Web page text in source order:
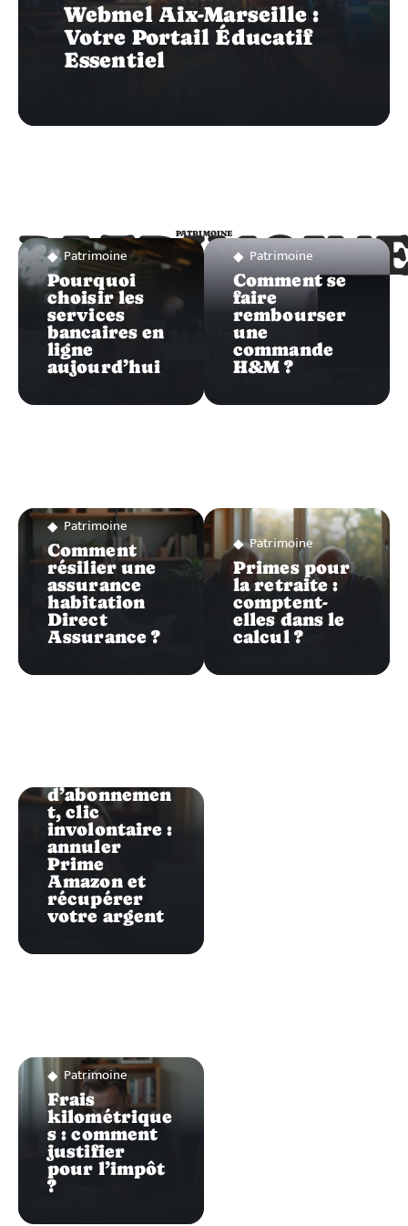
Webmel Aix-Marseille :
Votre Portail Éducatif
Essentiel
PATRIMOINE
Patrimoine
Pourquoi
choisir les
services
bancaires en
ligne
aujourd’hui
Patrimoine
Comment
résilier une
assurance
habitation
Direct
Assurance ?
d’abonnemen
t, clic
involontaire :
annuler
Prime
Amazon et
récupérer
votre argent
Patrimoine
Frais
kilométrique
s : comment
justifier
pour l’impôt
?
Patrimoine
Comment se
faire
rembourser
une
commande
H&M ?
Patrimoine
Primes pour
la retraite :
comptent-
elles dans le
calcul ?